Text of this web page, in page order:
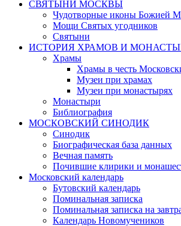
СВЯТЫНИ МОСКВЫ
Чудотворные иконы Божией
Мощи Святых угодников
Святыни
ИСТОРИЯ ХРАМОВ И
Храмы
Храмы в честь
Музеи при храмах
Музеи при монастырях
Монастыри
Библиография
МОСКОВСКИЙ СИНОДИК
Синодик
Биографическая база данных
Вечная память
Почившие клирики и
Московский календарь
Бутовский календарь
Поминальная записка
Поминальная записка на
Календарь Новомучеников